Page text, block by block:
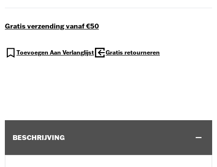
Gratis verzending vanaf €50
Toevoegen Aan Verlanglijst Gratis retourneren
BESCHRIJVING